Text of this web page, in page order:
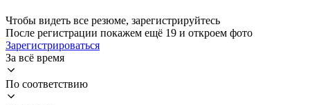
Чтобы видеть все резюме, зарегистрируйтесь
После регистрации покажем ещё 19 и откроем фото
Зарегистрироваться
За всё время
По соответствию